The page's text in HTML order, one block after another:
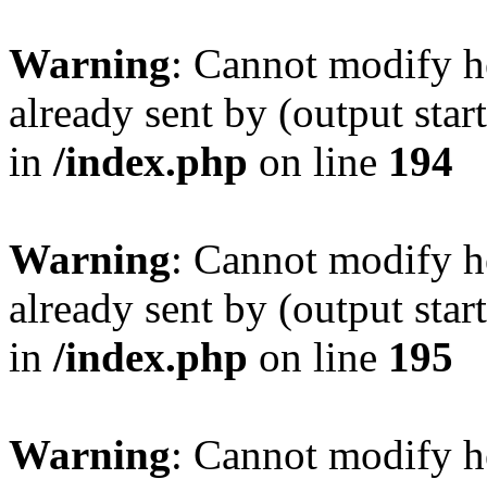
Warning: Cannot modify
already sent by (output
in /index.php on line 194
Warning: Cannot modify
already sent by (output
in /index.php on line 195
Warning: Cannot modify